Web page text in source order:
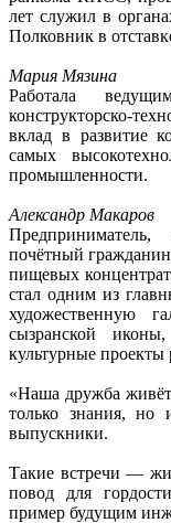
лет служил в
Полковник в
Мария Мязина
Работала
конструкторско-
вклад в развитие
самых
промышленности.
Александр Макаров
почётный
пищевых
стал одним из
художественную
сызранской
культурные проекты
«Наша дружба
только знания,
выпускники.
Такие встречи —
повод для
пример будущим